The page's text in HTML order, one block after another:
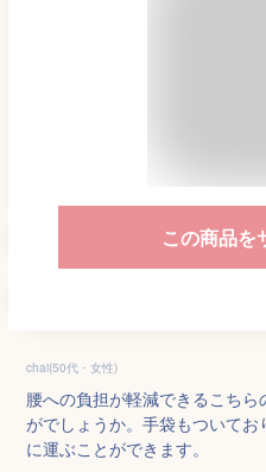
この商品を
chai(50代・女性)
腰への負担が軽減できるこち
がでしょうか。手袋もついて
に運ぶことができます。